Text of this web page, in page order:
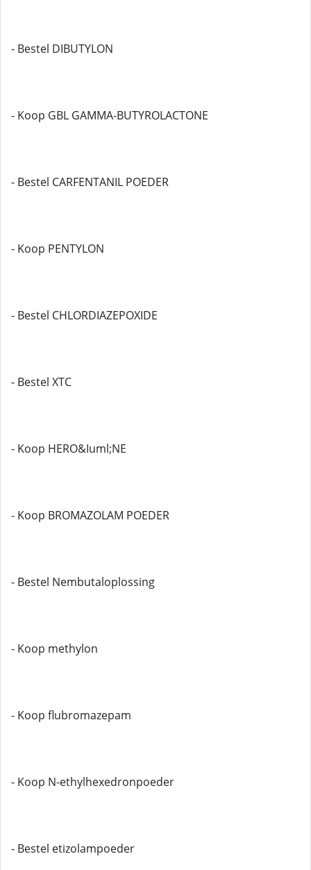
- Bestel DIBUTYLON
- Koop GBL GAMMA-BUTYROLACTONE
- Bestel CARFENTANIL POEDER
- Koop PENTYLON
- Bestel CHLORDIAZEPOXIDE
- Bestel XTC
- Koop HERO&Iuml;NE
- Koop BROMAZOLAM POEDER
- Bestel Nembutaloplossing
- Koop methylon
- Koop flubromazepam
- Koop N-ethylhexedronpoeder
- Bestel etizolampoeder